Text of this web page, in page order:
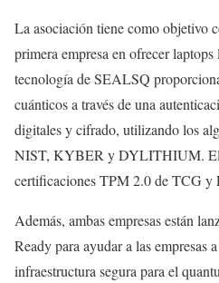
La asociación tiene como objetivo
primera empresa en ofrecer
tecnología de SEALSQ
cuánticos a través de una
digitales y cifrado, utilizando los
NIST, KYBER y DYLITHIUM. El
certificaciones TPM 2.0 de TCG y
Además, ambas empresas están
Ready para ayudar a las empresas
infraestructura segura para el